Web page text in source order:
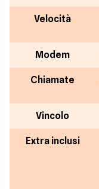
Velocità
Modem
Chiamate
Vincolo
Extra inclusi